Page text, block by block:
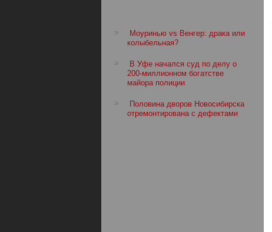
Моуринью vs Венгер: драка или
колыбельная?
В Уфе начался суд по делу о
200-миллионном богатстве
майора полиции
Половина дворов Новосибирска
отремонтирована с дефектами